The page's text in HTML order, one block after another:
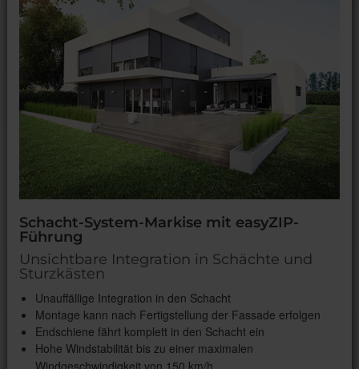
Schacht-System-Markise mit easyZIP-
Führung
Unsichtbare Integration in Schächte und
Sturzkästen
Unauffällige Integration in den Schacht
Montage kann nach Fertigstellung der Fassade erfolgen
Endschiene fährt komplett in den Schacht ein
Hohe Windstabilität bis zu einer maximalen